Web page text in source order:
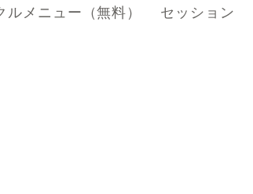
ルメニュー（無料） セッション